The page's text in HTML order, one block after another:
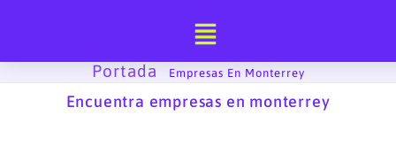
Portada
Empresas En Monterrey
Encuentra empresas en monterrey